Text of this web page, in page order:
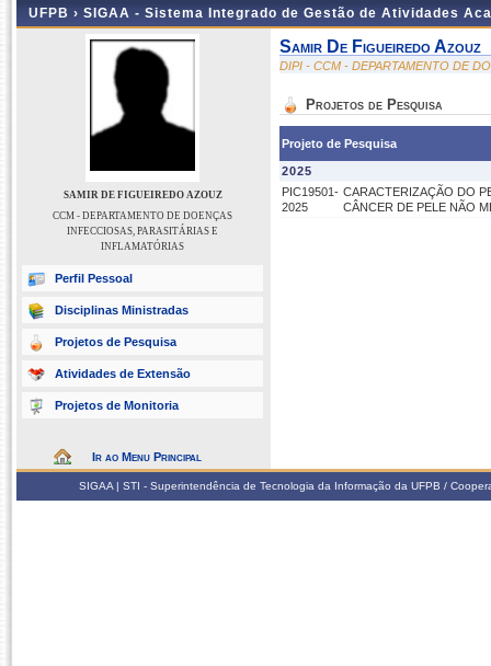
UFPB › SIGAA - Sistema Integrado de Gestão de Atividades
SAMIR DE FIGUEIREDO AZOUZ
CCM - DEPARTAMENTO DE DOENÇAS
INFECCIOSAS, PARASITÁRIAS E
INFLAMATÓRIAS
Perfil Pessoal
Disciplinas Ministradas
Projetos de Pesquisa
Atividades de Extensão
Projetos de Monitoria
Ir ao Menu Principal
Samir De Figueiredo Azouz
DIPI - CCM - DEPARTAMENTO DE
Projetos de Pesquisa
Projeto de Pesquisa
2025
PIC19501-
2025
CARACTERIZAÇÃO DO
CÂNCER DE PELE NÃO
SIGAA | STI - Superintendência de Tecnologia da Informação da UFPB /